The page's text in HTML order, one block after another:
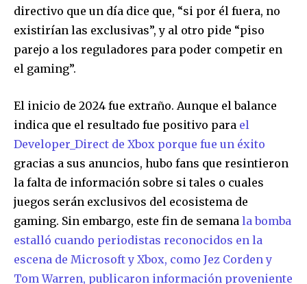
directivo que un día dice que, “si por él fuera, no
existirían las exclusivas”, y al otro pide “piso
parejo a los reguladores para poder competir en
el gaming”.
El inicio de 2024 fue extraño. Aunque el balance
indica que el resultado fue positivo para el
Developer_Direct de Xbox porque fue un éxito
gracias a sus anuncios, hubo fans que resintieron
la falta de información sobre si tales o cuales
juegos serán exclusivos del ecosistema de
gaming. Sin embargo, este fin de semana la bomba
estalló cuando periodistas reconocidos en la
escena de Microsoft y Xbox, como Jez Corden y
Tom Warren, publicaron información proveniente